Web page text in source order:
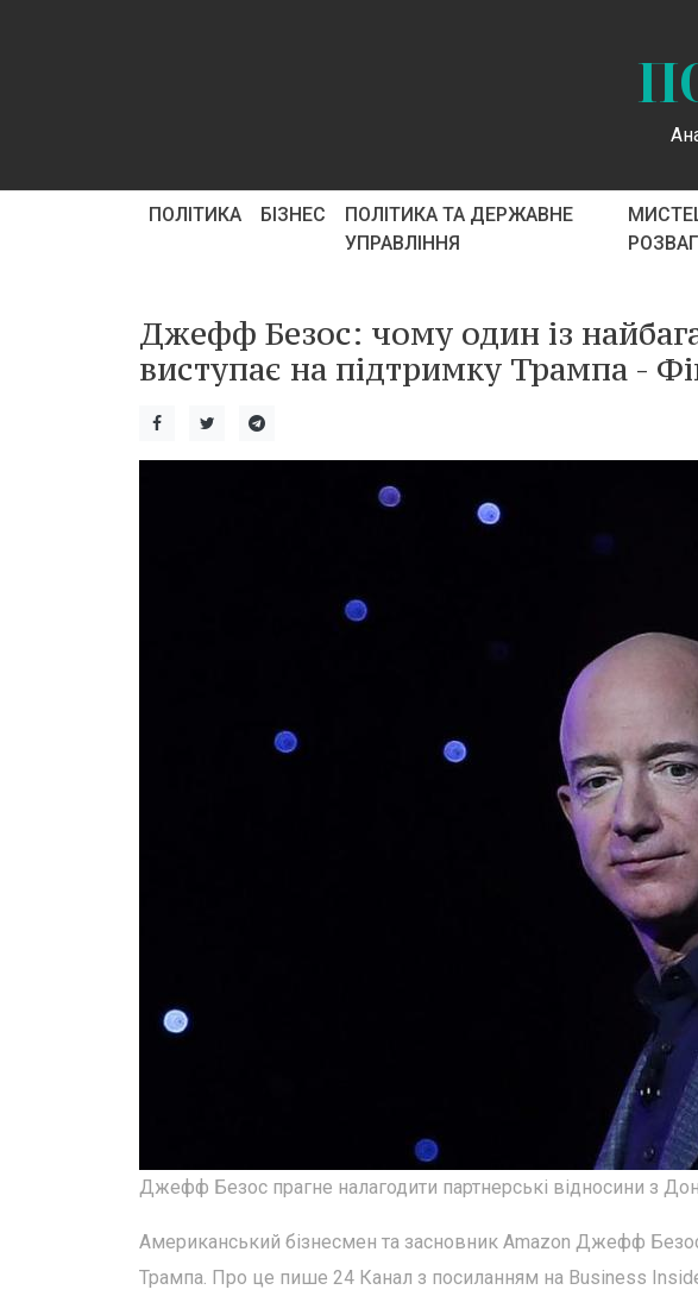
ПОЛІТИКА БІЗНЕС
ПОЛІТИКА ТА ДЕРЖАВНЕ
УПРАВЛІННЯ
Джефф Безос: чому один із
виступає на підтримку Трампа -
Джефф Безос прагне налагодити партнерські відносини з
Американський бізнесмен та засновник Amazon Джефф
Трампа. Про це пише 24 Канал з посиланням на Business